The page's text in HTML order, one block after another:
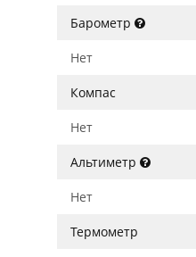
Барометр
Нет
Компас
Нет
Альтиметр
Нет
Термометр